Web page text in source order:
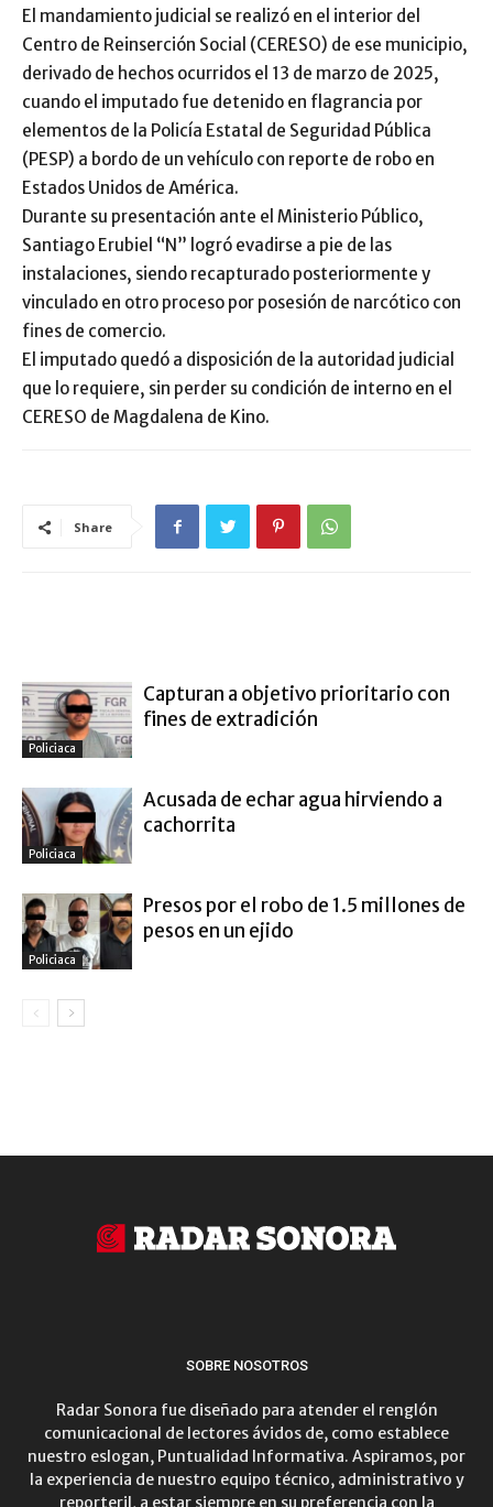
El mandamiento judicial se realizó en el interior del
Centro de Reinserción Social (CERESO) de ese municipio,
derivado de hechos ocurridos el 13 de marzo de 2025,
cuando el imputado fue detenido en flagrancia por
elementos de la Policía Estatal de Seguridad Pública
(PESP) a bordo de un vehículo con reporte de robo en
Estados Unidos de América.
Durante su presentación ante el Ministerio Público,
Santiago Erubiel “N” logró evadirse a pie de las
instalaciones, siendo recapturado posteriormente y
vinculado en otro proceso por posesión de narcótico con
fines de comercio.
El imputado quedó a disposición de la autoridad judicial
que lo requiere, sin perder su condición de interno en el
CERESO de Magdalena de Kino.
Share
Policiaca
Capturan a objetivo prioritario con
fines de extradición
Policiaca
Acusada de echar agua hirviendo a
cachorrita
Policiaca
Presos por el robo de 1.5 millones de
pesos en un ejido
SOBRE NOSOTROS
Radar Sonora fue diseñado para atender el renglón
comunicacional de lectores ávidos de, como establece
nuestro eslogan, Puntualidad Informativa. Aspiramos, por
la experiencia de nuestro equipo técnico, administrativo y
reporteril, a estar siempre en su preferencia con la